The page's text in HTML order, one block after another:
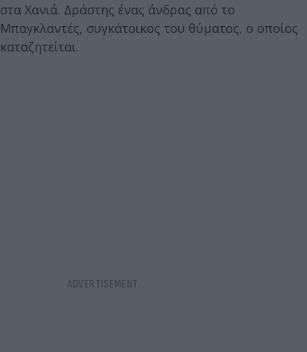
στα Χανιά. Δράστης ένας άνδρας από το
Μπαγκλαντές, συγκάτοικος του θύματος, ο οποίος
καταζητείται.